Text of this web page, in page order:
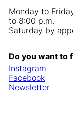
Monday to
to 8:00 p.m.
Saturday by
Do you want to
Instagram
Facebook
Newsletter